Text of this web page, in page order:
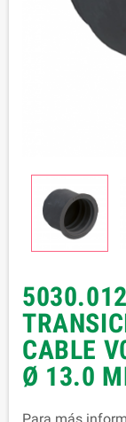
CABLE
Ø 13.0